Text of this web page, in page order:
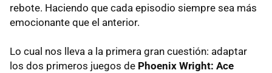
rebote. Haciendo que cada episodio siempre sea más
emocionante que el anterior.
Lo cual nos lleva a la primera gran cuestión: adaptar
los dos primeros juegos de Phoenix Wright: Ace